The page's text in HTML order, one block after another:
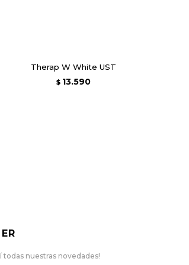
Therap W White UST
$ 13.590
todas nuestras novedades!